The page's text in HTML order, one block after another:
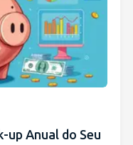
up Anual do Seu